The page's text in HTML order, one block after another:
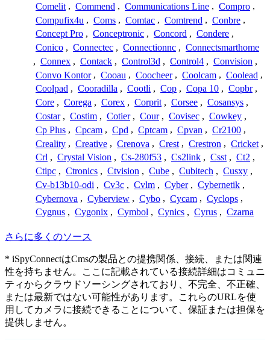
Comelit , Commend , Communications Line , Compro ,
Compufix4u , Coms , Comtac , Comtrend , Conbre ,
Concept Pro , Conceptronic , Concord , Condere ,
Conico , Connectec , Connectionnc , Connectsmarthome
, Connex , Contack , Control3d , Control4 , Convision ,
Convo Kontor , Cooau , Coocheer , Coolcam , Coolead ,
Coolpad , Cooradilla , Cootli , Cop , Copa 10 , Copbr ,
Core , Corega , Corex , Corprit , Corsee , Cosansys ,
Costar , Costim , Cotier , Cour , Covisec , Cowkey ,
Cp Plus , Cpcam , Cpd , Cptcam , Cpvan , Cr2100 ,
Creality , Creative , Crenova , Crest , Crestron , Cricket ,
Crl , Crystal Vision , Cs-280f53 , Cs2link , Csst , Ct2 ,
Ctipc , Ctronics , Ctvision , Cube , Cubitech , Cusxy ,
Cv-b13b10-odi , Cv3c , Cvlm , Cyber , Cybernetik ,
Cybernova , Cyberview , Cybo , Cycam , Cyclops ,
Cygnus , Cygonix , Cymbol , Cynics , Cyrus , Czarna
さらに多くのソース
* iSpyConnectはCmsの製品との提携関係、接続、または関連
性を持ちません。ここに記載されている接続詳細はコミュニ
ティからクラウドソーシングされており、不完全、不正確、
または最新ではない可能性があります。これらのURLを使
用してカメラに接続できることについて、保証または担保を
提供しません。